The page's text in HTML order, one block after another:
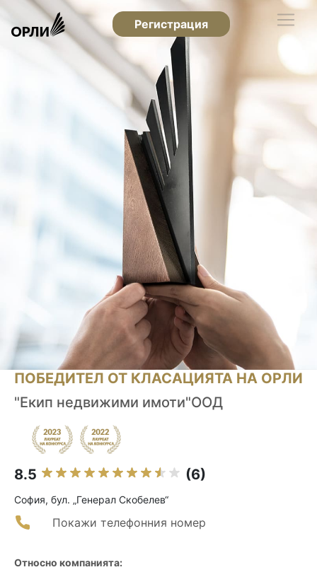
Регистрация
ПОБЕДИТЕЛ ОТ КЛАСАЦИЯТА НА ОРЛИ
"Екип недвижими имоти"ООД
8.5 (6)
София, бул. „Генерал Скобелев“
Покажи телефонния номер
Относно компанията: